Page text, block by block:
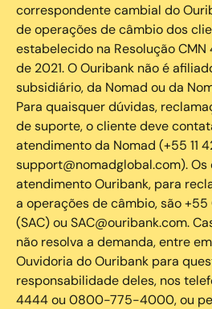
correspondente cambial do
de operações de câmbio dos
estabelecido na Resolução
de 2021. O Ouribank não é
subsidiário, da Nomad ou da
Para quaisquer dúvidas,
de suporte, o cliente deve
atendimento da Nomad (+55 11
support@nomadglobal.com). Os
atendimento Ouribank, para
a operações de câmbio, são
(SAC) ou SAC@ouribank.com.
não resolva a demanda, entre
Ouvidoria do Ouribank para
responsabilidade deles, nos
4444 ou 0800-775-4000, ou